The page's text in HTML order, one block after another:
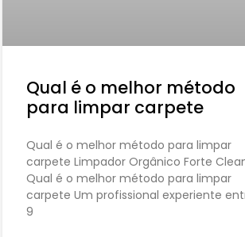
Qual é o melhor método
para limpar carpete
Qual é o melhor método para limpar
carpete Limpador Orgânico Forte
Qual é o melhor método para limpar
carpete Um profissional experiente
9